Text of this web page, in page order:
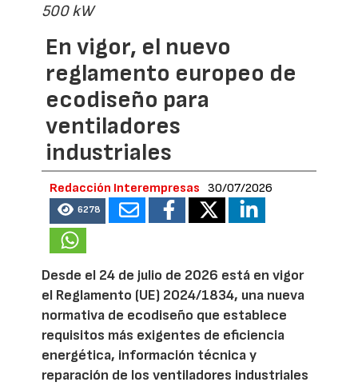
500 kW
En vigor, el nuevo
reglamento europeo de
ecodiseño para
ventiladores
industriales
Redacción Interempresas 30/07/2026
6278
Desde el 24 de julio de 2026 está en vigor
el Reglamento (UE) 2024/1834, una nueva
normativa de ecodiseño que establece
requisitos más exigentes de eficiencia
energética, información técnica y
reparación de los ventiladores industriales